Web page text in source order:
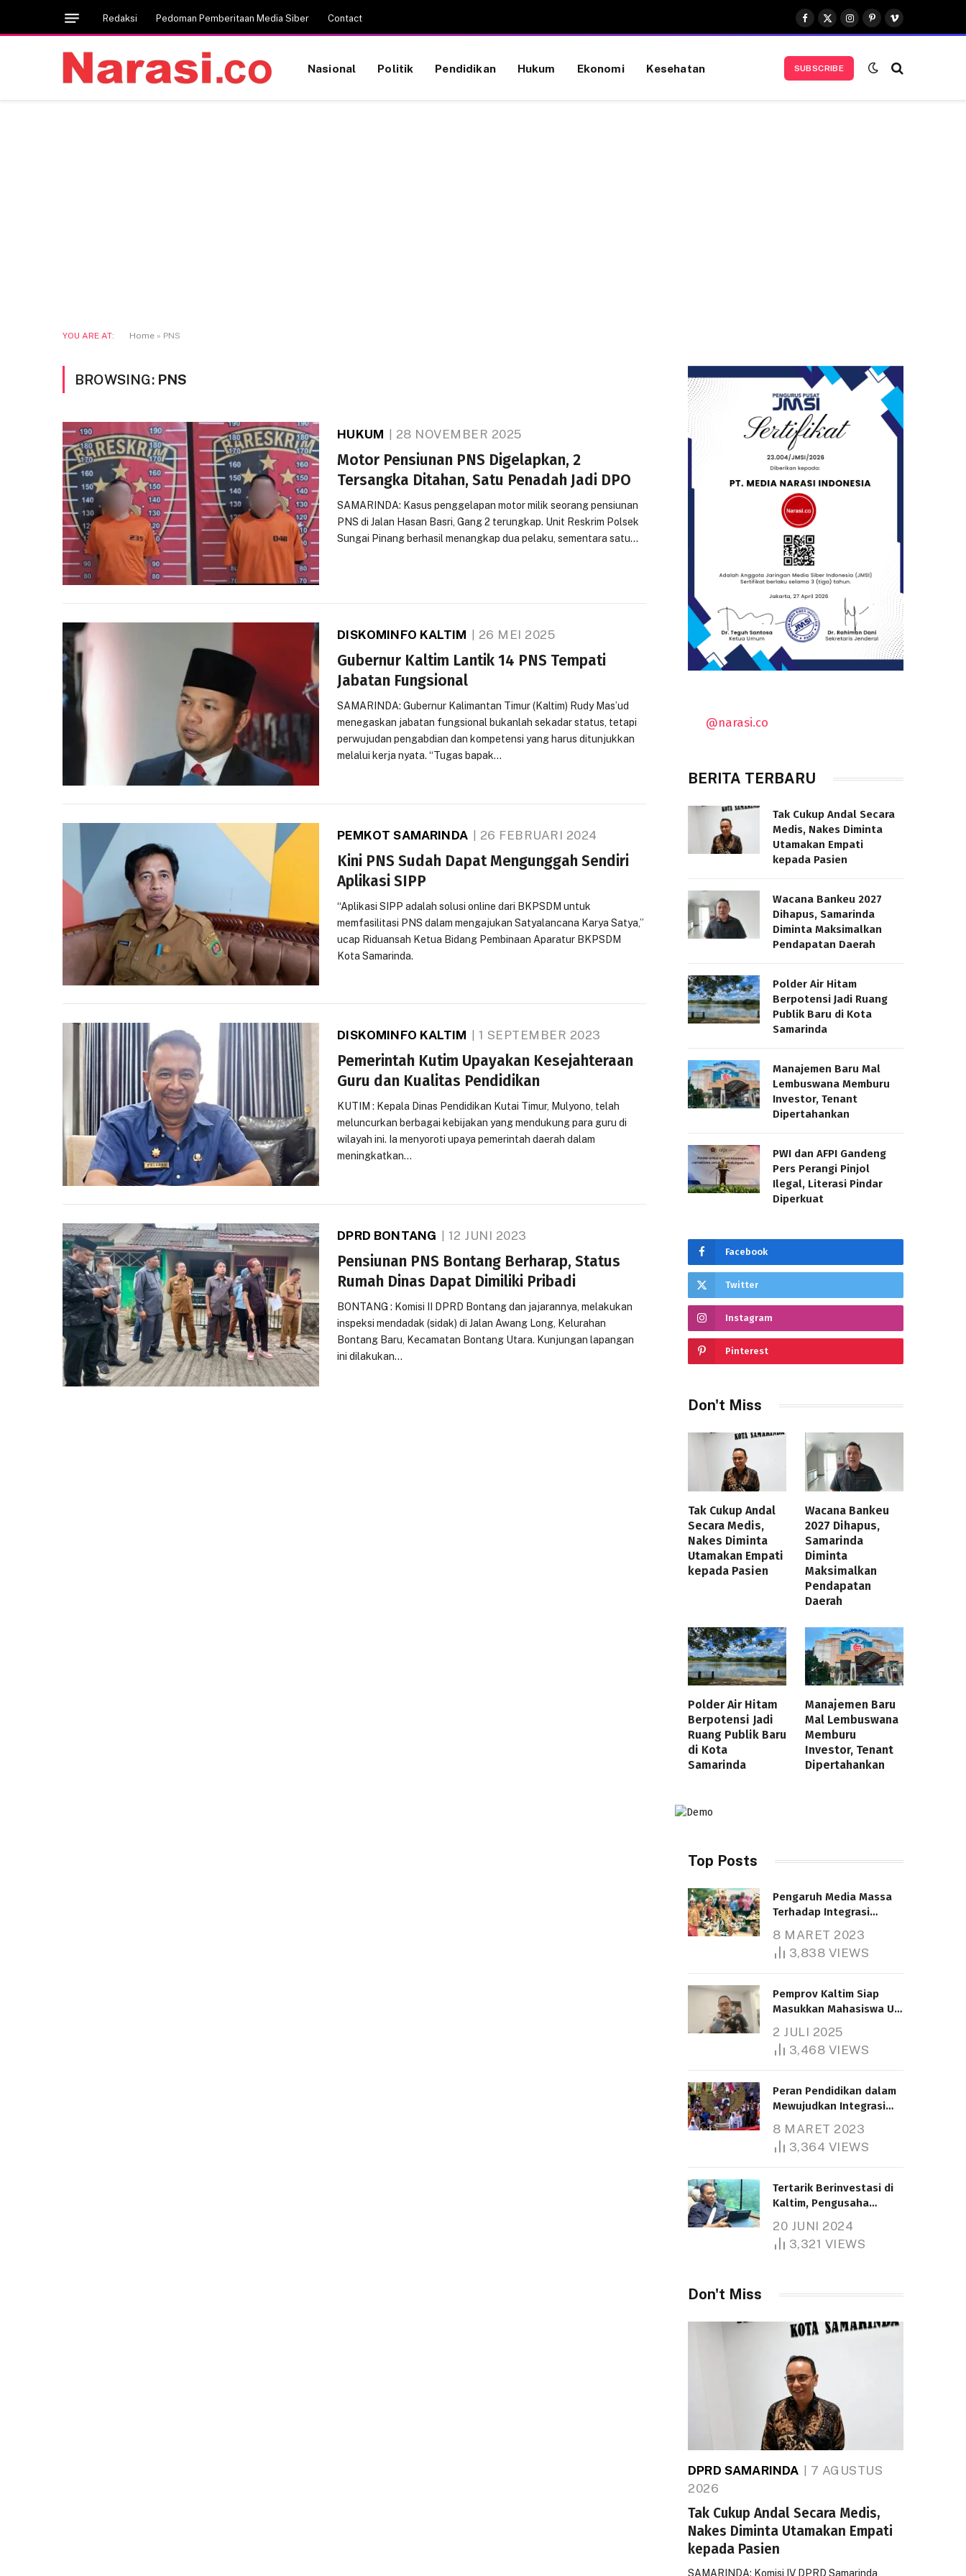
Redaksi Pedoman Pemberitaan Media Siber Contact
Facebook
X
(Twitter)
Instagram
Pinterest
Vimeo
Nasional Politik Pendidikan Hukum Ekonomi Kesehatan SUBSCRIBE
YOU ARE AT: Home » PNS
BROWSING: PNS
HUKUM 28 NOVEMBER 2025
Motor Pensiunan PNS Digelapkan, 2
Tersangka Ditahan, Satu Penadah Jadi DPO
SAMARINDA: Kasus penggelapan motor milik seorang pensiunan
PNS di Jalan Hasan Basri, Gang 2 terungkap. Unit Reskrim Polsek
Sungai Pinang berhasil menangkap dua pelaku, sementara satu…
DISKOMINFO KALTIM 26 MEI 2025
Gubernur Kaltim Lantik 14 PNS Tempati
Jabatan Fungsional
SAMARINDA: Gubernur Kalimantan Timur (Kaltim) Rudy Mas’ud
menegaskan jabatan fungsional bukanlah sekadar status, tetapi
perwujudan pengabdian dan kompetensi yang harus ditunjukkan
melalui kerja nyata. “Tugas bapak…
PEMKOT SAMARINDA 26 FEBRUARI 2024
Kini PNS Sudah Dapat Mengunggah Sendiri
Aplikasi SIPP
“Aplikasi SIPP adalah solusi online dari BKPSDM untuk
memfasilitasi PNS dalam mengajukan Satyalancana Karya Satya,”
ucap Riduansah Ketua Bidang Pembinaan Aparatur BKPSDM
Kota Samarinda.
DISKOMINFO KALTIM 1 SEPTEMBER 2023
Pemerintah Kutim Upayakan Kesejahteraan
Guru dan Kualitas Pendidikan
KUTIM : Kepala Dinas Pendidikan Kutai Timur, Mulyono, telah
meluncurkan berbagai kebijakan yang mendukung para guru di
wilayah ini. Ia menyoroti upaya pemerintah daerah dalam
meningkatkan…
DPRD BONTANG 12 JUNI 2023
Pensiunan PNS Bontang Berharap, Status
Rumah Dinas Dapat Dimiliki Pribadi
BONTANG : Komisi II DPRD Bontang dan jajarannya, melakukan
inspeksi mendadak (sidak) di Jalan Awang Long, Kelurahan
Bontang Baru, Kecamatan Bontang Utara. Kunjungan lapangan
ini dilakukan…
@narasi.co
BERITA TERBARU
Tak Cukup Andal Secara
Medis, Nakes Diminta
Utamakan Empati
kepada Pasien
Wacana Bankeu 2027
Dihapus, Samarinda
Diminta Maksimalkan
Pendapatan Daerah
Polder Air Hitam
Berpotensi Jadi Ruang
Publik Baru di Kota
Samarinda
Manajemen Baru Mal
Lembuswana Memburu
Investor, Tenant
Dipertahankan
PWI dan AFPI Gandeng
Pers Perangi Pinjol
Ilegal, Literasi Pindar
Diperkuat
Facebook
Twitter
Instagram
Pinterest
Don't Miss
Tak Cukup Andal
Secara Medis,
Nakes Diminta
Utamakan Empati
kepada Pasien
Wacana Bankeu
2027 Dihapus,
Samarinda
Diminta
Maksimalkan
Pendapatan
Daerah
Polder Air Hitam
Berpotensi Jadi
Ruang Publik Baru
di Kota
Samarinda
Manajemen Baru
Mal Lembuswana
Memburu
Investor, Tenant
Dipertahankan
Top Posts
Pengaruh Media Massa
Terhadap Integrasi
8 MARET 2023
3,838 VIEWS
Pemprov Kaltim Siap
Masukkan Mahasiswa UT
Bantuan Pendidikan
Gratispol
2 JULI 2025
3,468 VIEWS
Peran Pendidikan dalam
Mewujudkan Integrasi
8 MARET 2023
3,364 VIEWS
Tertarik Berinvestasi di
Kaltim, Pengusaha
1.000 Hektare
20 JUNI 2024
3,321 VIEWS
Don't Miss
DPRD SAMARINDA
7 AGUSTUS
2026
Tak Cukup Andal Secara Medis,
Nakes Diminta Utamakan Empati
kepada Pasien
SAMARINDA: Komisi IV DPRD Samarinda